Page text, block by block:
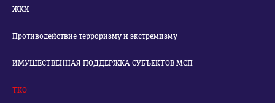
ЖКХ
Противодействие терроризму и экстремизму
ИМУЩЕСТВЕННАЯ ПОДДЕРЖКА СУБЪЕКТОВ МСП
ТКО